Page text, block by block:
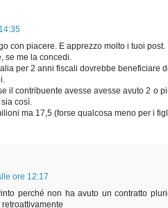
con piacere. E apprezzo molto i tuoi post.
se me la concedi.
per 2 anni fiscali dovrebbe beneficiare
il contribuente avesse avesse avuto 2 o
così.
ma 17,5 (forse qualcosa meno per i
ore 12:17
perché non ha avuto un contratto